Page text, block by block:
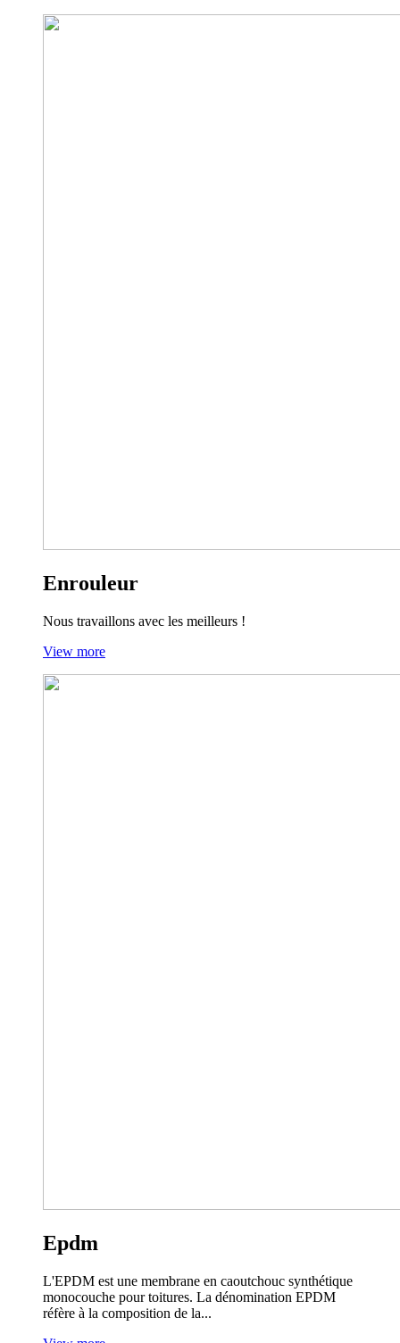
Enrouleur
Nous travaillons avec les meilleurs !
View more
Epdm
L'EPDM est une membrane en caoutchouc synthétique
monocouche pour toitures. La dénomination EPDM
réfère à la composition de la...